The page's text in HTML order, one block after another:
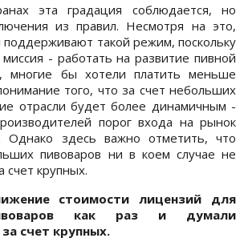
эта градация соблюдается, но
из правил. Несмотря на это,
такой режим, поскольку
- работать на развитие пивной
многие бы хотели платить меньше
того, что за счет небольших
отрасли будет более динамичным -
порог входа на рынок
Однако здесь важно отметить, что
пивоваров ни в коем случае не
счет крупных.
стоимости лицензий для
как раз и думали
счет крупных.